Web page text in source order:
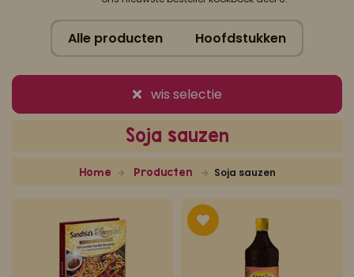
Koop ons bestseller kookboek
klik hier
Alle producten Hoofdstukken
wis selectie
Soja sauzen
Home Producten Soja sauzen